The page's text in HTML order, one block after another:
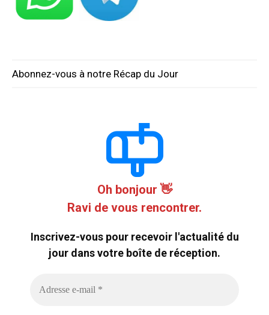
Abonnez-vous à notre Récap du Jour
Oh bonjour 👋
Ravi de vous rencontrer.
Inscrivez-vous pour recevoir l'actualité du
jour dans votre boîte de réception.